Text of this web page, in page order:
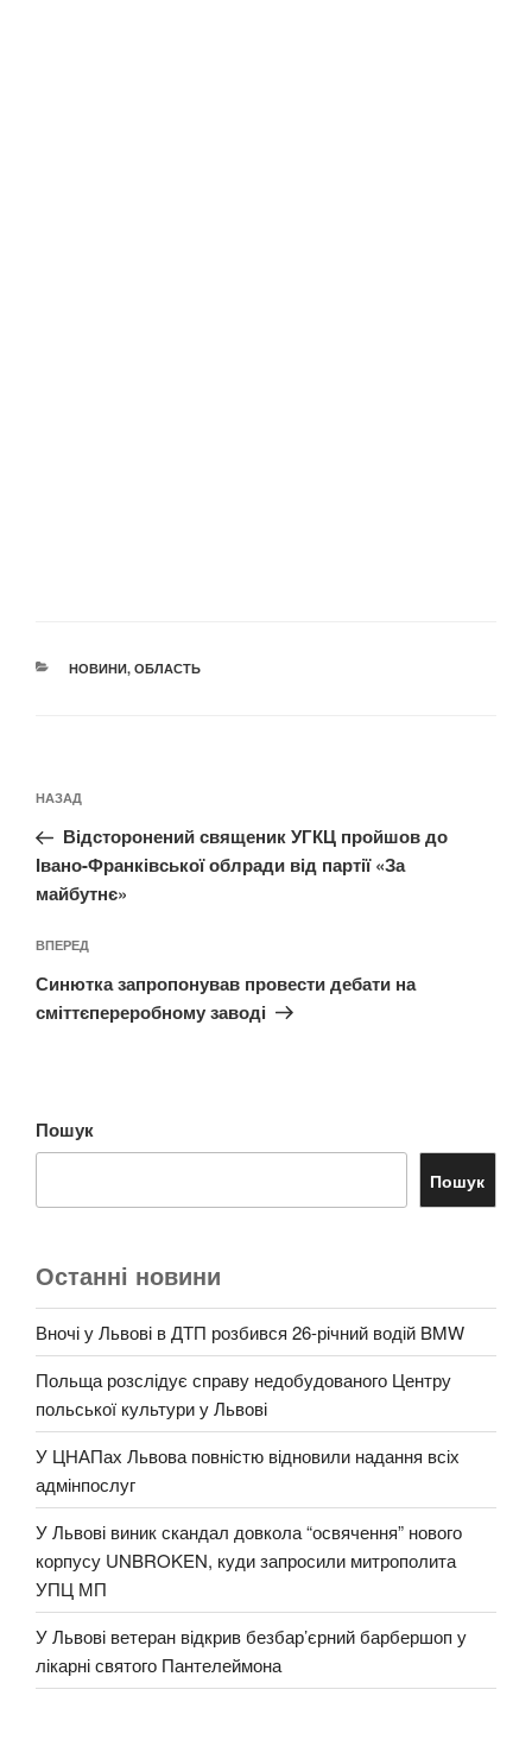
КАТЕГОРІЇ
НОВИНИ, ОБЛАСТЬ
записів
Попередній
запис:
НАЗАД
Відсторонений священик УГКЦ пройшов до
Івано-Франківської облради від партії «За
майбутнє»
Наступний
запис
ВПЕРЕД
Синютка запропонував провести дебати на
сміттєпереробному заводі
Пошук
Пошук
Останні новини
Вночі у Львові в ДТП розбився 26-річний водій BMW
Польща розслідує справу недобудованого Центру
польської культури у Львові
У ЦНАПах Львова повністю відновили надання всіх
адмінпослуг
У Львові виник скандал довкола “освячення” нового
корпусу UNBROKEN, куди запросили митрополита
УПЦ МП
У Львові ветеран відкрив безбар’єрний барбершоп у
лікарні святого Пантелеймона